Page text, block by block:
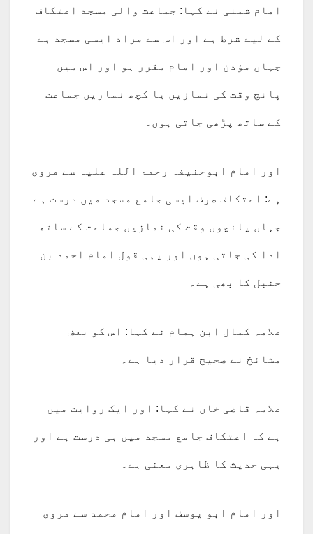
امام شمنی نے کہا: جماعت والی مسجد اعتکاف
کے لیے شرط ہے اور اس سے مراد ایسی مسجد ہے
جہاں مؤذن اور امام مقرر ہو اور اس میں
پانچ وقت کی نمازیں یا کچھ نمازیں جماعت
کے ساتھ پڑھی جاتی ہوں۔
اور امام ابوحنیفہ رحمۃ اللہ علیہ سے مروی
ہے: اعتکاف صرف ایسی جامع مسجد میں درست ہے
جہاں پانچوں وقت کی نمازیں جماعت کے ساتھ
ادا کی جاتی ہوں اور یہی قول امام احمد بن
حنبل کا بھی ہے۔
علامہ کمال ابن ہمام نے کہا: اس کو بعض
مشائخ نے صحیح قرار دیا ہے۔
علامہ قاضی خان نے کہا: اور ایک روایت میں
ہے کہ اعتکاف جامع مسجد میں ہی درست ہے اور
یہی حدیث کا ظاہری معنی ہے۔
اور امام ابو یوسف اور امام محمد سے مروی